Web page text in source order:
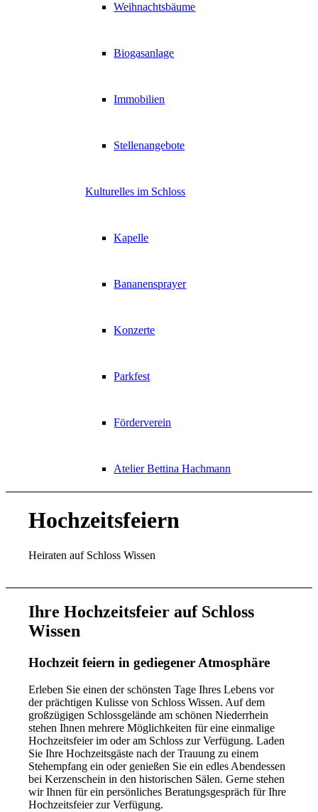
Weihnachtsbäume
Biogasanlage
Immobilien
Stellenangebote
Kulturelles im Schloss
Kapelle
Bananensprayer
Konzerte
Parkfest
Förderverein
Atelier Bettina Hachmann
Hochzeitsfeiern
Heiraten auf Schloss Wissen
Ihre Hochzeitsfeier auf Schloss
Wissen
Hochzeit feiern in gediegener Atmosphäre
Erleben Sie einen der schönsten Tage Ihres Lebens vor
der prächtigen Kulisse von Schloss Wissen. Auf dem
großzügigen Schloss­gelände am schönen Niederrhein
stehen Ihnen mehrere Möglichkeiten für eine einmalige
Hochzeitsfeier im oder am Schloss zur Verfügung. Laden
Sie Ihre Hochzeitsgäste nach der Trauung zu einem
Stehempfang ein oder genießen Sie ein edles Abendessen
bei Kerzenschein in den historischen Sälen. Gerne stehen
wir Ihnen für ein persönliches Beratungsgespräch für Ihre
Hochzeitsfeier zur Verfügung.